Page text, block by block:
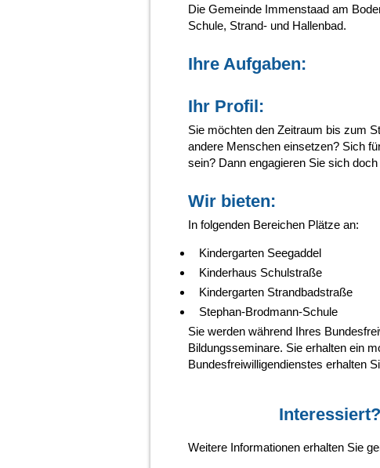
Die Gemeinde Immenstaad am
Schule, Strand- und Hallenbad.
Ihre Aufgaben:
Ihr Profil:
Sie möchten den Zeitraum bis zum
andere Menschen einsetzen? Sich
sein? Dann engagieren Sie sich
Wir bieten:
In folgenden Bereichen Plätze an:
Kindergarten Seegaddel
Kinderhaus Schulstraße
Kindergarten Strandbadstraße
Stephan-Brodmann-Schule
Sie werden während Ihres
Bildungsseminare. Sie erhalten ein
Bundesfreiwilligendienstes erhalten
Weitere Informationen erhalten Sie